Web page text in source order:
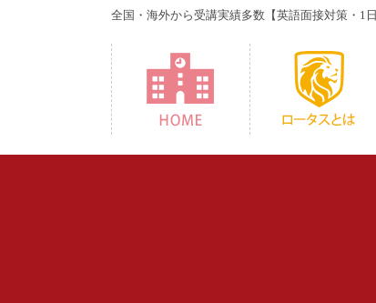
全国・海外から受講実績多数 【英語面接対策・1
HOME